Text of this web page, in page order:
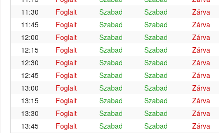
11:30
Foglalt Szabad Szabad
Zárva
11:45
Foglalt Szabad Szabad
Zárva
12:00
Foglalt Szabad Szabad
Zárva
12:15
Foglalt Szabad Szabad
Zárva
12:30
Foglalt Szabad Szabad
Zárva
12:45
Foglalt Szabad Szabad
Zárva
13:00
Foglalt Szabad Szabad
Zárva
13:15
Foglalt Szabad Szabad
Zárva
13:30
Foglalt Szabad Szabad
Zárva
13:45
Foglalt Szabad Szabad
Zárva